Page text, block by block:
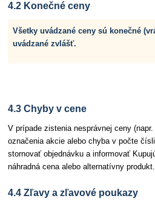
4.2 Konečné ceny
Všetky uvádzané ceny sú konečné
uvádzané zvlášť.
4.3 Chyby v cene
V prípade zistenia nesprávnej ceny
označenia akcie alebo chyba v počte
stornovať objednávku a informovať
náhradná cena alebo alternatívny produkt.
4.4 Zľavy a zľavové poukazy